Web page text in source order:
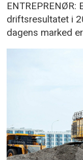
ENTREPRENØR:
driftsresultatet i
dagens marked